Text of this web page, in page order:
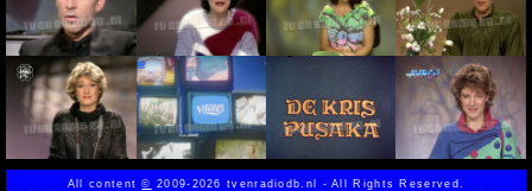
All content© 2009-2026 tvenradiodb.nl - All Rights Reserved.